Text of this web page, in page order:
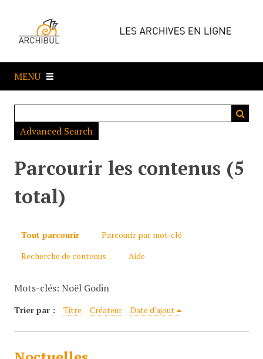
e
a
MENU
Advanced Search
Parcourir les contenus (5
total)
Tout parcourir
Parcourir par mot-clé
Recherche de contenus
Aide
Mots-clés: Noël Godin
Trier par : Titre Créateur Date d'ajout